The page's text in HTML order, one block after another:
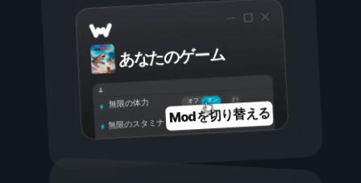
あなたのゲーム
オン
オフ
無限の体力
無限のスタミナ Modを切り替える